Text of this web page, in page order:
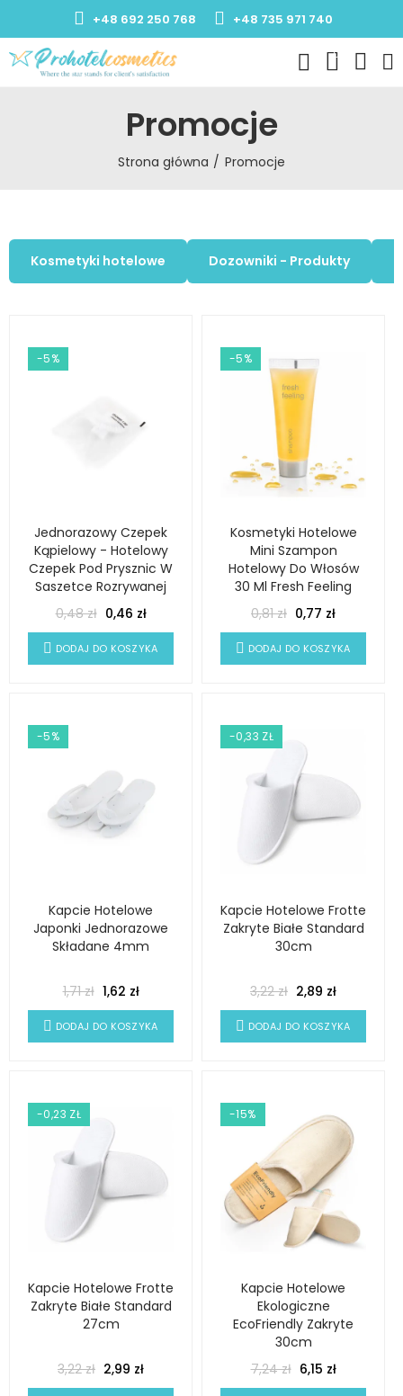
+48 692 250 768 +48 735 971 740
0
Promocje
Strona główna Promocje
Kosmetyki hotelowe Dozowniki - Produkty
-5%
Jednorazowy Czepek
Kąpielowy - Hotelowy
Czepek Pod Prysznic W
Saszetce Rozrywanej
0,48 zł 0,46 zł
DODAJ DO KOSZYKA
-5%
Kosmetyki Hotelowe
Mini Szampon
Hotelowy Do Włosów
30 Ml Fresh Feeling
0,81 zł 0,77 zł
DODAJ DO KOSZYKA
-5%
Kapcie Hotelowe
Japonki Jednorazowe
Składane 4mm
1,71 zł 1,62 zł
DODAJ DO KOSZYKA
-0,33 ZŁ
Kapcie Hotelowe Frotte
Zakryte Białe Standard
30cm
3,22 zł 2,89 zł
DODAJ DO KOSZYKA
-0,23 ZŁ
Kapcie Hotelowe Frotte
Zakryte Białe Standard
27cm
3,22 zł 2,99 zł
-15%
Kapcie Hotelowe
Ekologiczne
EcoFriendly Zakryte
30cm
7,24 zł 6,15 zł